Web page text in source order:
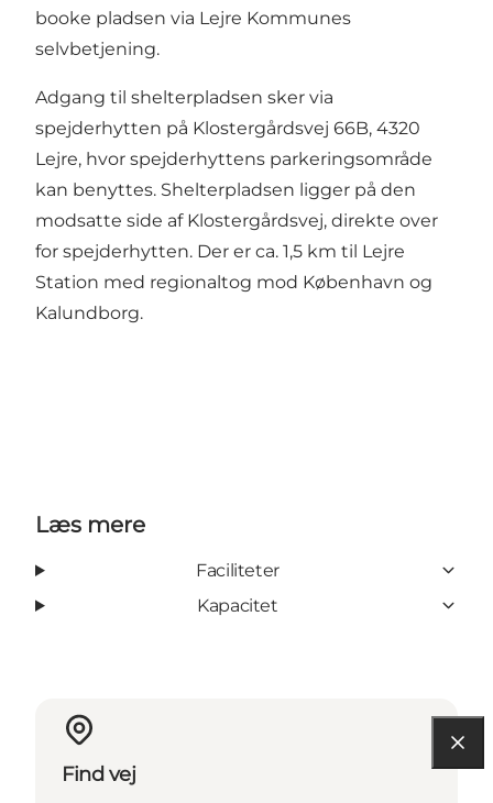
booke pladsen via Lejre Kommunes
selvbetjening.
Adgang til shelterpladsen sker via
spejderhytten på Klostergårdsvej 66B, 4320
Lejre, hvor spejderhyttens parkeringsområde
kan benyttes. Shelterpladsen ligger på den
modsatte side af Klostergårdsvej, direkte over
for spejderhytten. Der er ca. 1,5 km til Lejre
Station med regionaltog mod København og
Kalundborg.
Læs mere
Faciliteter
Kapacitet
Find vej